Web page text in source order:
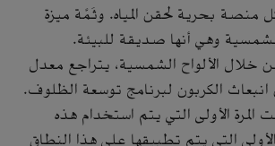
منصة بحرية لحقن المياه. وثَمَّة ميزة
وهي أنها صديقة للبيئة.
خلال الألواح الشمسية، يتراجع معدل
انبعاث الكربون لبرنامج توسعة الظلوف.
الأولى التي يتم استخدام هذه
الأولى التي يتم تطبيقها على هذا النطاق